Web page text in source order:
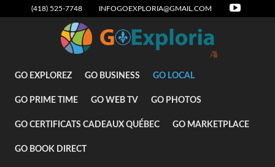
(418) 525-7748 INFOGOEXPLORIA@GMAIL.COM
Attraits
GO EXPLOREZ GO BUSINESS GO LOCAL
GO PRIME TIME GO WEB TV GO PHOTOS
GO CERTIFICATS CADEAUX QUÉBEC GO MARKETPLACE
GO BOOK DIRECT